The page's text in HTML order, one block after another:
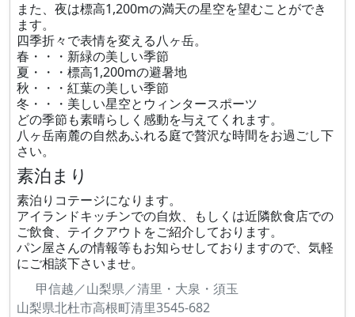
また、夜は標高1,200mの満天の星空を望むことができ
ます。
四季折々で表情を変える八ヶ岳。
春・・・新緑の美しい季節
夏・・・標高1,200mの避暑地
秋・・・紅葉の美しい季節
冬・・・美しい星空とウィンタースポーツ
どの季節も素晴らしく感動を与えてくれます。
八ヶ岳南麓の自然あふれる庭で贅沢な時間をお過ごし下
さい。
素泊まり
素泊りコテージになります。
アイランドキッチンでの自炊、もしくは近隣飲食店での
ご飲食、テイクアウトをご紹介しております。
パン屋さんの情報等もお知らせしておりますので、気軽
にご相談下さいませ。
甲信越／山梨県／清里・大泉・須玉
山梨県北杜市高根町清里3545-682